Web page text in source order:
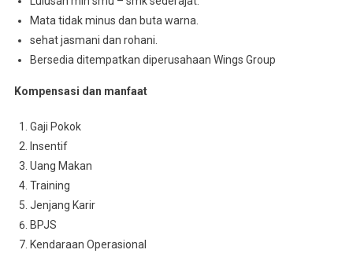
Mata tidak minus dan buta warna.
sehat jasmani dan rohani.
Bersedia ditempatkan diperusahaan Wings Group
Kompensasi dan manfaat
Gaji Pokok
Insentif
Uang Makan
Training
Jenjang Karir
BPJS
Kendaraan Operasional